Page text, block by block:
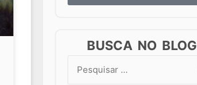
BUSCA NO BLOG
Search